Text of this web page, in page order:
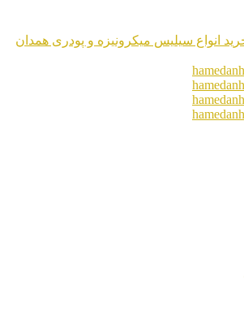
انواع سیلیس میکرونیزه و پودری همدان